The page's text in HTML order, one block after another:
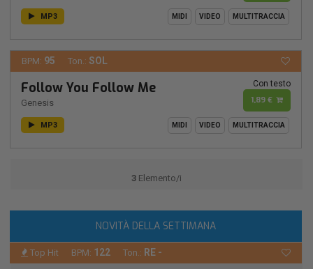
MP3 MIDI VIDEO MULTITRACCIA
BPM: 95 Ton.: SOL
Follow You Follow Me
Genesis
Con testo
1,89 €
MP3 MIDI VIDEO MULTITRACCIA
3 Elemento/i
NOVITÀ DELLA SETTIMANA
Top Hit BPM: 122 Ton.: RE -